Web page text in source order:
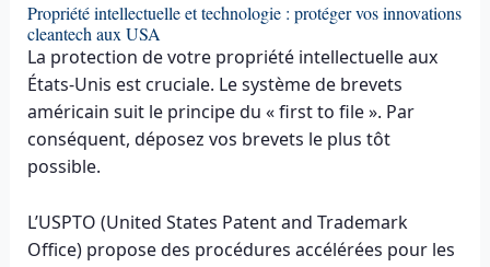
Propriété intellectuelle et technologie : protéger vos innovations
cleantech aux USA
La protection de votre propriété intellectuelle aux
États-Unis est cruciale. Le système de brevets
américain suit le principe du « first to file ». Par
conséquent, déposez vos brevets le plus tôt
possible.
L’USPTO (United States Patent and Trademark
Office) propose des procédures accélérées pour les